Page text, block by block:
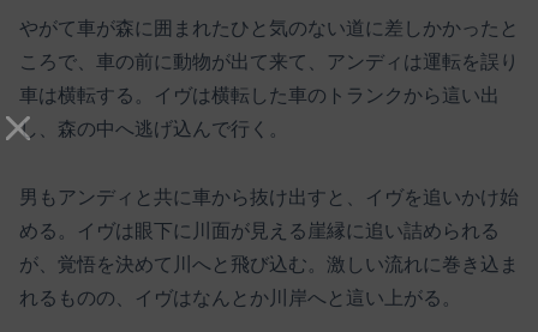
やがて車が森に囲まれたひと気のない道に差しかかったと
ころで、車の前に動物が出て来て、アンディは運転を誤り
車は横転する。イヴは横転した車のトランクから這い出
し、森の中へ逃げ込んで行く。
男もアンディと共に車から抜け出すと、イヴを追いかけ始
める。イヴは眼下に川面が見える崖縁に追い詰められる
が、覚悟を決めて川へと飛び込む。激しい流れに巻き込ま
れるものの、イヴはなんとか川岸へと這い上がる。